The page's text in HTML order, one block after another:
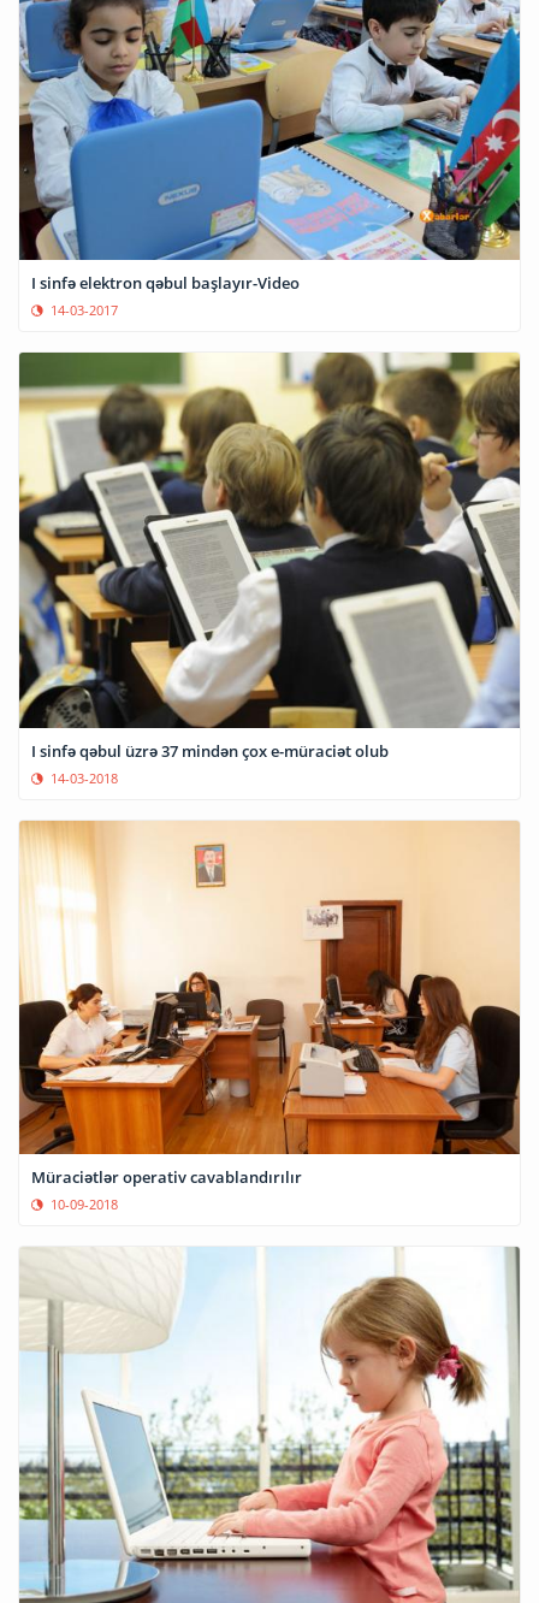
I sinfə elektron qəbul başlayır-Video
14-03-2017
I sinfə qəbul üzrə 37 mindən çox e-müraciət olub
14-03-2018
Müraciətlər operativ cavablandırılır
10-09-2018